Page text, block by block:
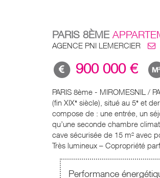
PARIS 8ÈME
AGENCE PNI LEMERCIER
900 000 €
PARIS 8ème - MIROMESNIL /
(fin XIXᵉ siècle), situé au 5ᵉ et
compose de : une entrée, un
qu’une seconde chambre
cave sécurisée de 15 m² avec
Très lumineux – Copropriété
Performance